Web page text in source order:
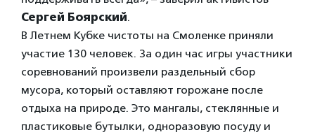
Сергей Боярский.
В Летнем Кубке чистоты на Смоленке приняли
участие 130 человек. За один час игры участники
соревнований произвели раздельный сбор
мусора, который оставляют горожане после
отдыха на природе. Это мангалы, стеклянные и
пластиковые бутылки, одноразовую посуду и